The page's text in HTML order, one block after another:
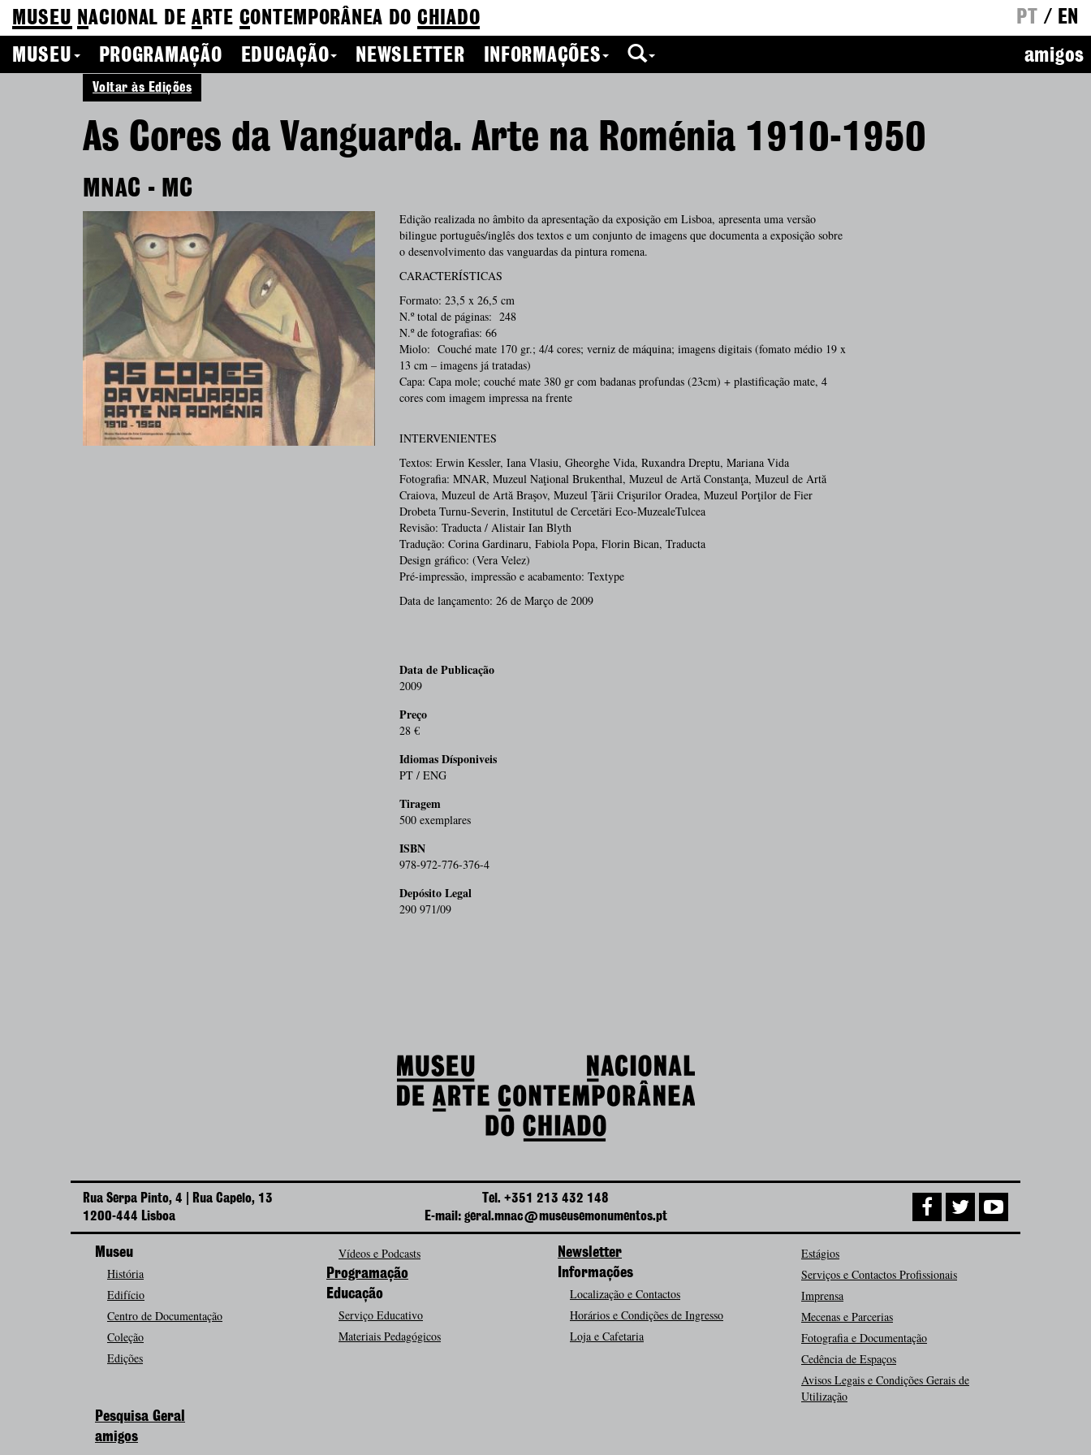
MUSEU NACIONAL DEA RTE CONTEMPORÂNEA DO CHIADO PT / EN
MUSEU
PROGRAMAÇÃO EDUCAÇÃO NEWSLETTER INFORMAÇÕES amigos
Voltar às Edições
As Cores da Vanguarda. Arte na Roménia 1910-1950
MNAC - MC
Edição realizada no âmbito da apresentação da exposição em Lisboa, apresenta uma versão
bilingue português/inglês dos textos e um conjunto de imagens que documenta a exposição sobre
o desenvolvimento das vanguardas da pintura romena.
CARACTERÍSTICAS
Formato: 23,5 x 26,5 cm
N.º total de páginas: 248
N.º de fotografias: 66
Miolo: Couché mate 170 gr.; 4/4 cores; verniz de máquina; imagens digitais (fomato médio 19 x
13 cm – imagens já tratadas)
Capa: Capa mole; couché mate 380 gr com badanas profundas (23cm) + plastificação mate, 4
cores com imagem impressa na frente
INTERVENIENTES
Textos: Erwin Kessler, Iana Vlasiu, Gheorghe Vida, Ruxandra Dreptu, Mariana Vida
Fotografia: MNAR, Muzeul Naţional Brukenthal, Muzeul de Artă Constanţa, Muzeul de Artă
Craiova, Muzeul de Artă Braşov, Muzeul Ţării Crişurilor Oradea, Muzeul Porţilor de Fier
Drobeta Turnu-Severin, Institutul de Cercetări Eco-MuzealeTulcea
Revisão: Traducta / Alistair Ian Blyth
Tradução: Corina Gardinaru, Fabiola Popa, Florin Bican, Traducta
Design gráfico: (Vera Velez)
Pré-impressão, impressão e acabamento: Textype
Data de lançamento: 26 de Março de 2009
Data de Publicação
2009
Preço
28 €
Idiomas Dísponiveis
PT / ENG
Tiragem
500 exemplares
ISBN
978-972-776-376-4
Depósito Legal
290 971/09
Rua Serpa Pinto, 4 | Rua Capelo, 13
1200-444 Lisboa
Tel. +351 213 432 148
E-mail: geral.mnac@museusemonumentos.pt
Museu
História
Edifício
Centro de Documentação
Coleção
Edições
Vídeos e Podcasts
Programação
Educação
Serviço Educativo
Materiais Pedagógicos
Newsletter
Informações
Localização e Contactos
Horários e Condições de Ingresso
Loja e Cafetaria
Estágios
Serviços e Contactos Profissionais
Imprensa
Mecenas e Parcerias
Fotografia e Documentação
Cedência de Espaços
Avisos Legais e Condições Gerais de
Utilização
Pesquisa Geral
amigos